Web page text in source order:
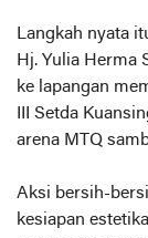
Langkah nyata
Hj. Yulia Herma
ke lapangan
III Setda
arena MTQ
Aksi bersih-
kesiapan